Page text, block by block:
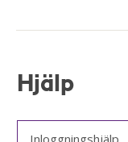
Hjälp